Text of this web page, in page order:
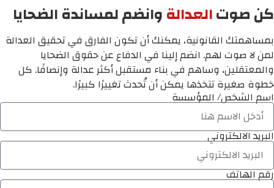
كن صوتالعدالةوانضم لمساندة الضحايا
بمساهمتك القانونية، يمكنك أن تكون الفارق في تحقيق العدالة
لمن لا صوت لهم. انضم إلينا في الدفاع عن حقوق الضحايا
والمعتقلين، وساهم في بناء مستقبل أكثر عدالة وإنصافًا. كل
خطوة صغيرة تتخذها يمكن أن تُحدث تغييرًا كبيرًا.
اسم الشخص/ المؤسسة
البريد الالكتروني
رقم الهاتف